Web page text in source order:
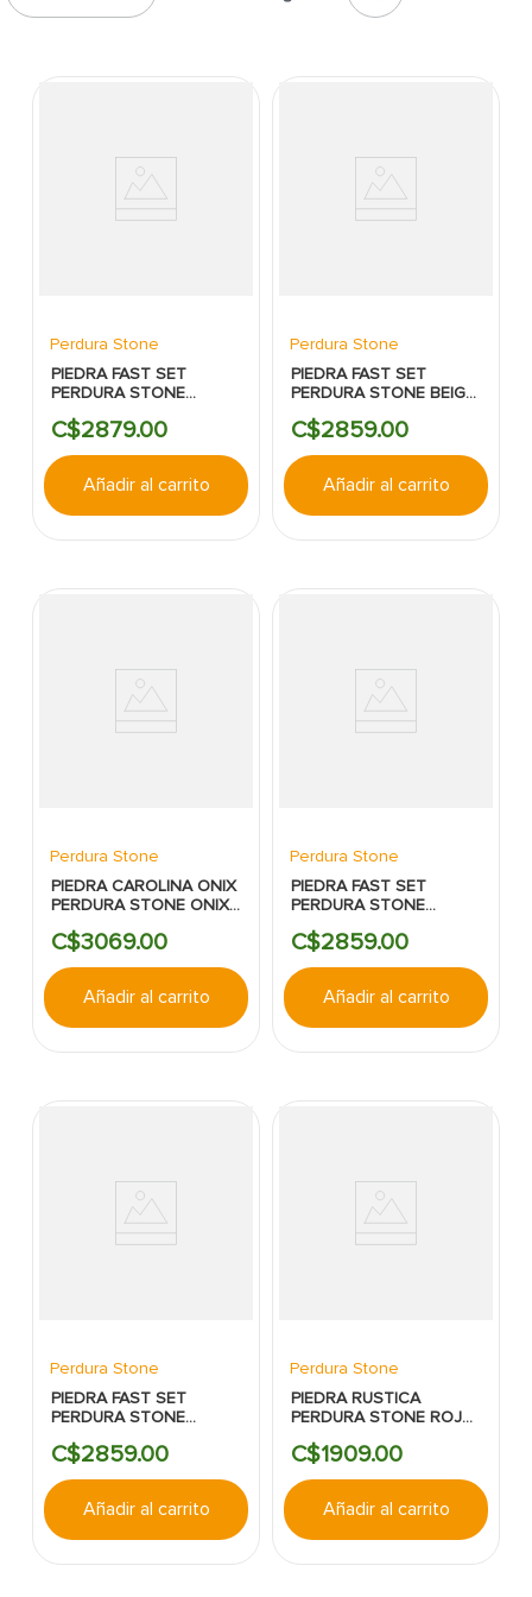
Perdura Stone
PIEDRA FAST SET
PERDURA STONE
C$2879.00
Añadir al carrito
Perdura Stone
PIEDRA FAST SET
PERDURA STONE BEIGE
C$2859.00
Añadir al carrito
Perdura Stone
PIEDRA CAROLINA ONIX
PERDURA STONE ONIX
C$3069.00
Añadir al carrito
Perdura Stone
PIEDRA FAST SET
PERDURA STONE
C$2859.00
Añadir al carrito
Perdura Stone
PIEDRA FAST SET
PERDURA STONE
C$2859.00
Añadir al carrito
Perdura Stone
PIEDRA RUSTICA
PERDURA STONE ROJO
C$1909.00
Añadir al carrito
puerta